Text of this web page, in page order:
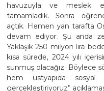
havuzuyla ve meslek
tamamladık. Sonra
açtık. Hemen yan tarafta
devam ediyor. Şu anda
Yaklaşık 250 milyon lira
kısa sürede, 2024 yılı
sunmuş olacağız. Böylece
hem üstyapıda
gerçekleştiriyoruz”